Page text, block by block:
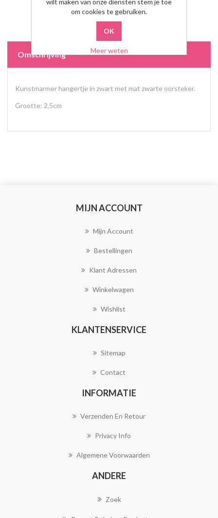
Omschrijving
Kunstmarmer hangertje in zwart met mat zwarte oorsteker.
Grootte: 2,5cm
MIJN ACCOUNT
Mijn Account
Bestellingen
Klant Adressen
Winkelwagen
Wishlist
KLANTENSERVICE
Sitemap
Contact
INFORMATIE
Verzenden En Retour
Privacy Info
Algemene Voorwaarden
ANDERE
Zoek
wilt maken van onze diensten stem je toe
om cookies te gebruiken.
Meer weten